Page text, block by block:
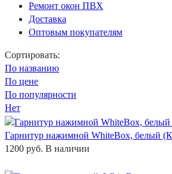
Ремонт окон ПВХ
Доставка
Оптовым покупателям
Сортировать:
По названию
По цене
По популярности
Нет
Гарнитур нажимной WhiteBox, белый
1200 руб. В наличии